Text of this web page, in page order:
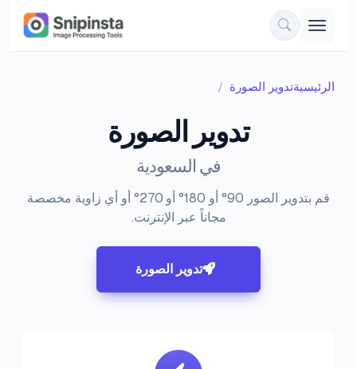
الرئيسيةتدوير الصورة
تدوير الصورة
في السعودية
قم بتدوير الصور 90° أو 180° أو 270° أو أي زاوية مخصصة
مجاناً عبر الإنترنت.
تدوير الصورة